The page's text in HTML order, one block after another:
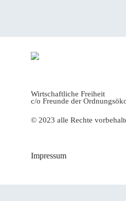
Wirtschaftliche Freiheit
c/o Freunde der
© 2023 alle Rechte
Impressum